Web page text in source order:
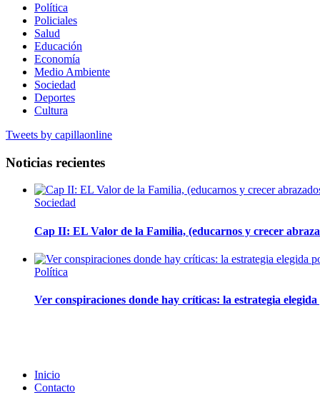
Política
Policiales
Salud
Educación
Economía
Medio Ambiente
Sociedad
Deportes
Cultura
Tweets by capillaonline
Noticias recientes
Sociedad
Cap II: EL Valor de la Familia, (educarnos y crecer
Política
Ver conspiraciones donde hay críticas: la estrategia
Inicio
Contacto